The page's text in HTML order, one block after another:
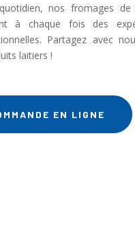
nos fromages de
à chaque fois des
Partagez avec
laitiers !
EN LIGNE